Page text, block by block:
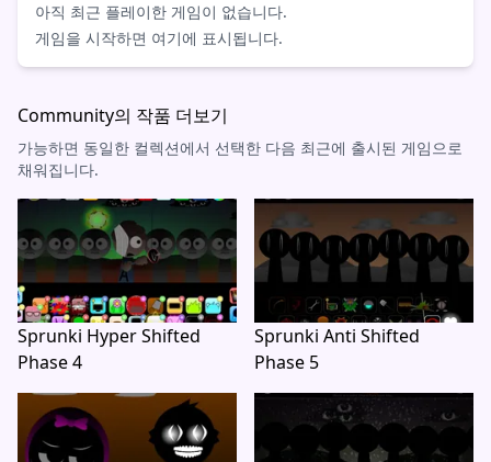
아직 최근 플레이한 게임이 없습니다.
게임을 시작하면 여기에 표시됩니다.
Community의 작품 더보기
가능하면 동일한 컬렉션에서 선택한 다음 최근에 출시된 게임으로
채워집니다.
Sprunki Hyper Shifted
Phase 4
Sprunki Anti Shifted
Phase 5